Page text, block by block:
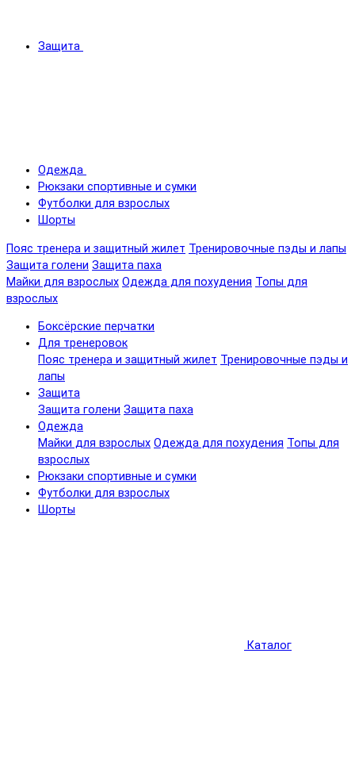
Защита
Одежда
Рюкзаки спортивные и сумки
Футболки для взрослых
Шорты
Пояс тренера и защитный жилет Тренировочные пэды и лапы
Защита голени Защита паха
Майки для взрослых Одежда для похудения Топы для
взрослых
Боксёрские перчатки
Для тренеровок
Пояс тренера и защитный жилет Тренировочные пэды и
лапы
Защита
Защита голени Защита паха
Одежда
Майки для взрослых Одежда для похудения Топы для
взрослых
Рюкзаки спортивные и сумки
Футболки для взрослых
Шорты
Каталог